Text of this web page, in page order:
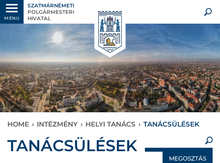
MENU
SZATMÁRNÉMETI
POLGÁRMESTERI
HIVATAL
HOME › INTÉZMÉNY › HELYI TANÁCS › TANÁCSÜLÉSEK
×
TANÁCSÜLÉSEK
MEGOSZTÁS